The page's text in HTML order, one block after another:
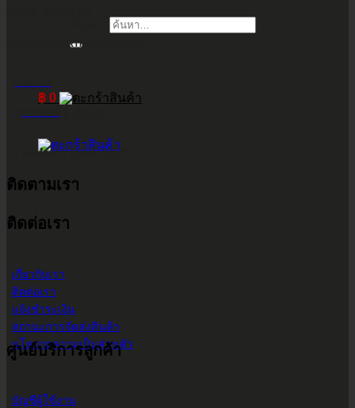
฿ 0
ตะกร้าสินค้า
INFO@2POWERTHAILAND.COM
เวลาทำการ จันทร์ - เสาร์
9.00 น. - 17.30 น.
ติดตามเรา
ติดต่อเรา
เกี่ยวกับเรา
ติดต่อเรา
แจ้งชำระเงิน
สถานะการจัดส่งสินค้า
นโยบายความเป็นส่วนตัว
ศูนย์บริการลูกค้า
บัญชีผู้ใช้งาน